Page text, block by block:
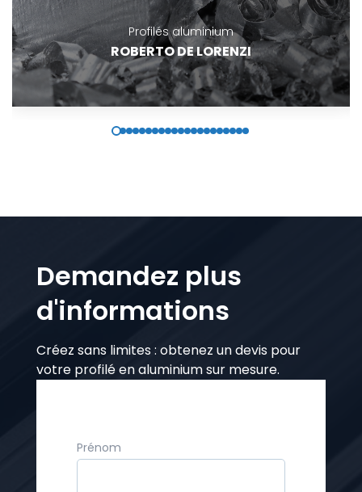
Profilés aluminium
ROBERTO DE LORENZI
Demandez plus
d'informations
Créez sans limites : obtenez un devis pour
votre profilé en aluminium sur mesure.
Prénom